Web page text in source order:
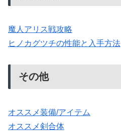
魔人アリス戦攻略
ヒノカグツチの性能と入手方法
その他
オススメ装備/アイテム
オススメ剣合体